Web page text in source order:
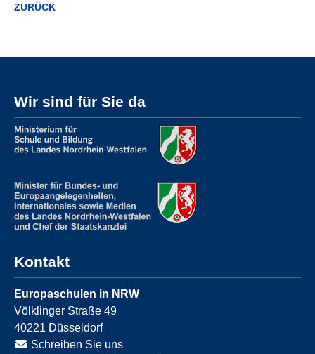
ZURÜCK
Wir sind für Sie da
Kontakt
Europaschulen in NRW
Völklinger Straße 49
40221 Düsseldorf
Schreiben Sie uns